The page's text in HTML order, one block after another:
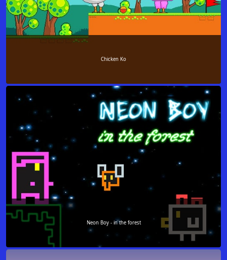
Chicken Ko
Neon Boy - in the forest